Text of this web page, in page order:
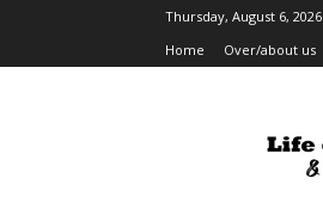
Thursday, August 6, 2026
Home
Over/about us